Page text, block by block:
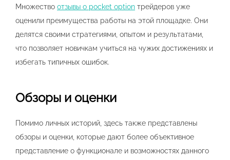
Множество отзывы о pocket option трейдеров уже
оценили преимущества работы на этой площадке. Они
делятся своими стратегиями, опытом и результатами,
что позволяет новичкам учиться на чужих достижениях и
избегать типичных ошибок.
Обзоры и оценки
Помимо личных историй, здесь также представлены
обзоры и оценки, которые дают более объективное
представление о функционале и возможностях данного